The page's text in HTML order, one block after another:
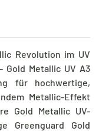
Revolution im UV
Gold Metallic UV A3
für hochwertige,
Metallic-Effekt
Gold Metallic UV-
Greenguard Gold